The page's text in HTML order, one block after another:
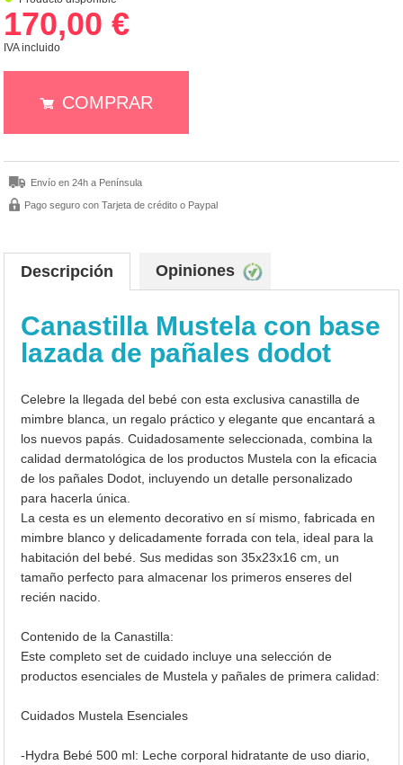
170,00 €
IVA incluido
COMPRAR
Envío en 24h a Península
Pago seguro con Tarjeta de crédito o Paypal
Descripción Opiniones
Canastilla Mustela con base
lazada de pañales dodot
Celebre la llegada del bebé con esta exclusiva canastilla de
mimbre blanca, un regalo práctico y elegante que encantará a
los nuevos papás. Cuidadosamente seleccionada, combina la
calidad dermatológica de los productos Mustela con la eficacia
de los pañales Dodot, incluyendo un detalle personalizado
para hacerla única.
La cesta es un elemento decorativo en sí mismo, fabricada en
mimbre blanco y delicadamente forrada con tela, ideal para la
habitación del bebé. Sus medidas son 35x23x16 cm, un
tamaño perfecto para almacenar los primeros enseres del
recién nacido.
Contenido de la Canastilla:
Este completo set de cuidado incluye una selección de
productos esenciales de Mustela y pañales de primera calidad:
Cuidados Mustela Esenciales
-Hydra Bebé 500 ml: Leche corporal hidratante de uso diario,